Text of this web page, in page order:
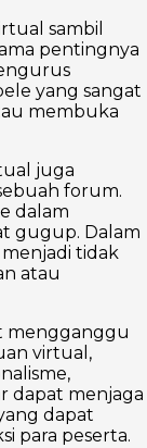
sambil
pentingnya
yang sangat
membuka
juga
forum.
dalam
gugup. Dalam
tidak
atau
mengganggu
virtual,
dapat menjaga
dapat
para peserta.